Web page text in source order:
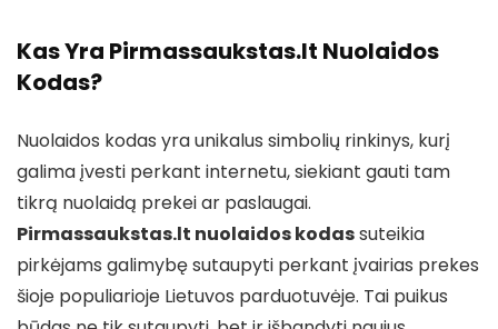
Kas Yra Pirmassaukstas.lt Nuolaidos
Kodas?
Nuolaidos kodas yra unikalus simbolių rinkinys, kurį
galima įvesti perkant internetu, siekiant gauti tam
tikrą nuolaidą prekei ar paslaugai.
Pirmassaukstas.lt nuolaidos kodassuteikia
pirkėjams galimybę sutaupyti perkant įvairias prekes
šioje populiarioje Lietuvos parduotuvėje. Tai puikus